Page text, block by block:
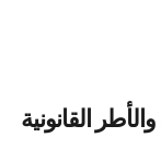
القانونية